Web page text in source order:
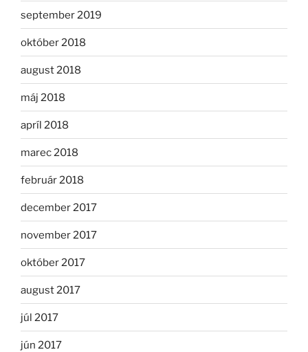
september 2019
október 2018
august 2018
máj 2018
apríl 2018
marec 2018
február 2018
december 2017
november 2017
október 2017
august 2017
júl 2017
jún 2017